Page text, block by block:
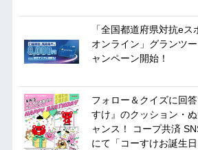
「全国都道府県対抗e
オンライン」グランツ
ャンペーン開始！
フォロー＆クイズに回
すけ』のクッション・
ャンス！ コープ共済
にて「コーすけお誕生